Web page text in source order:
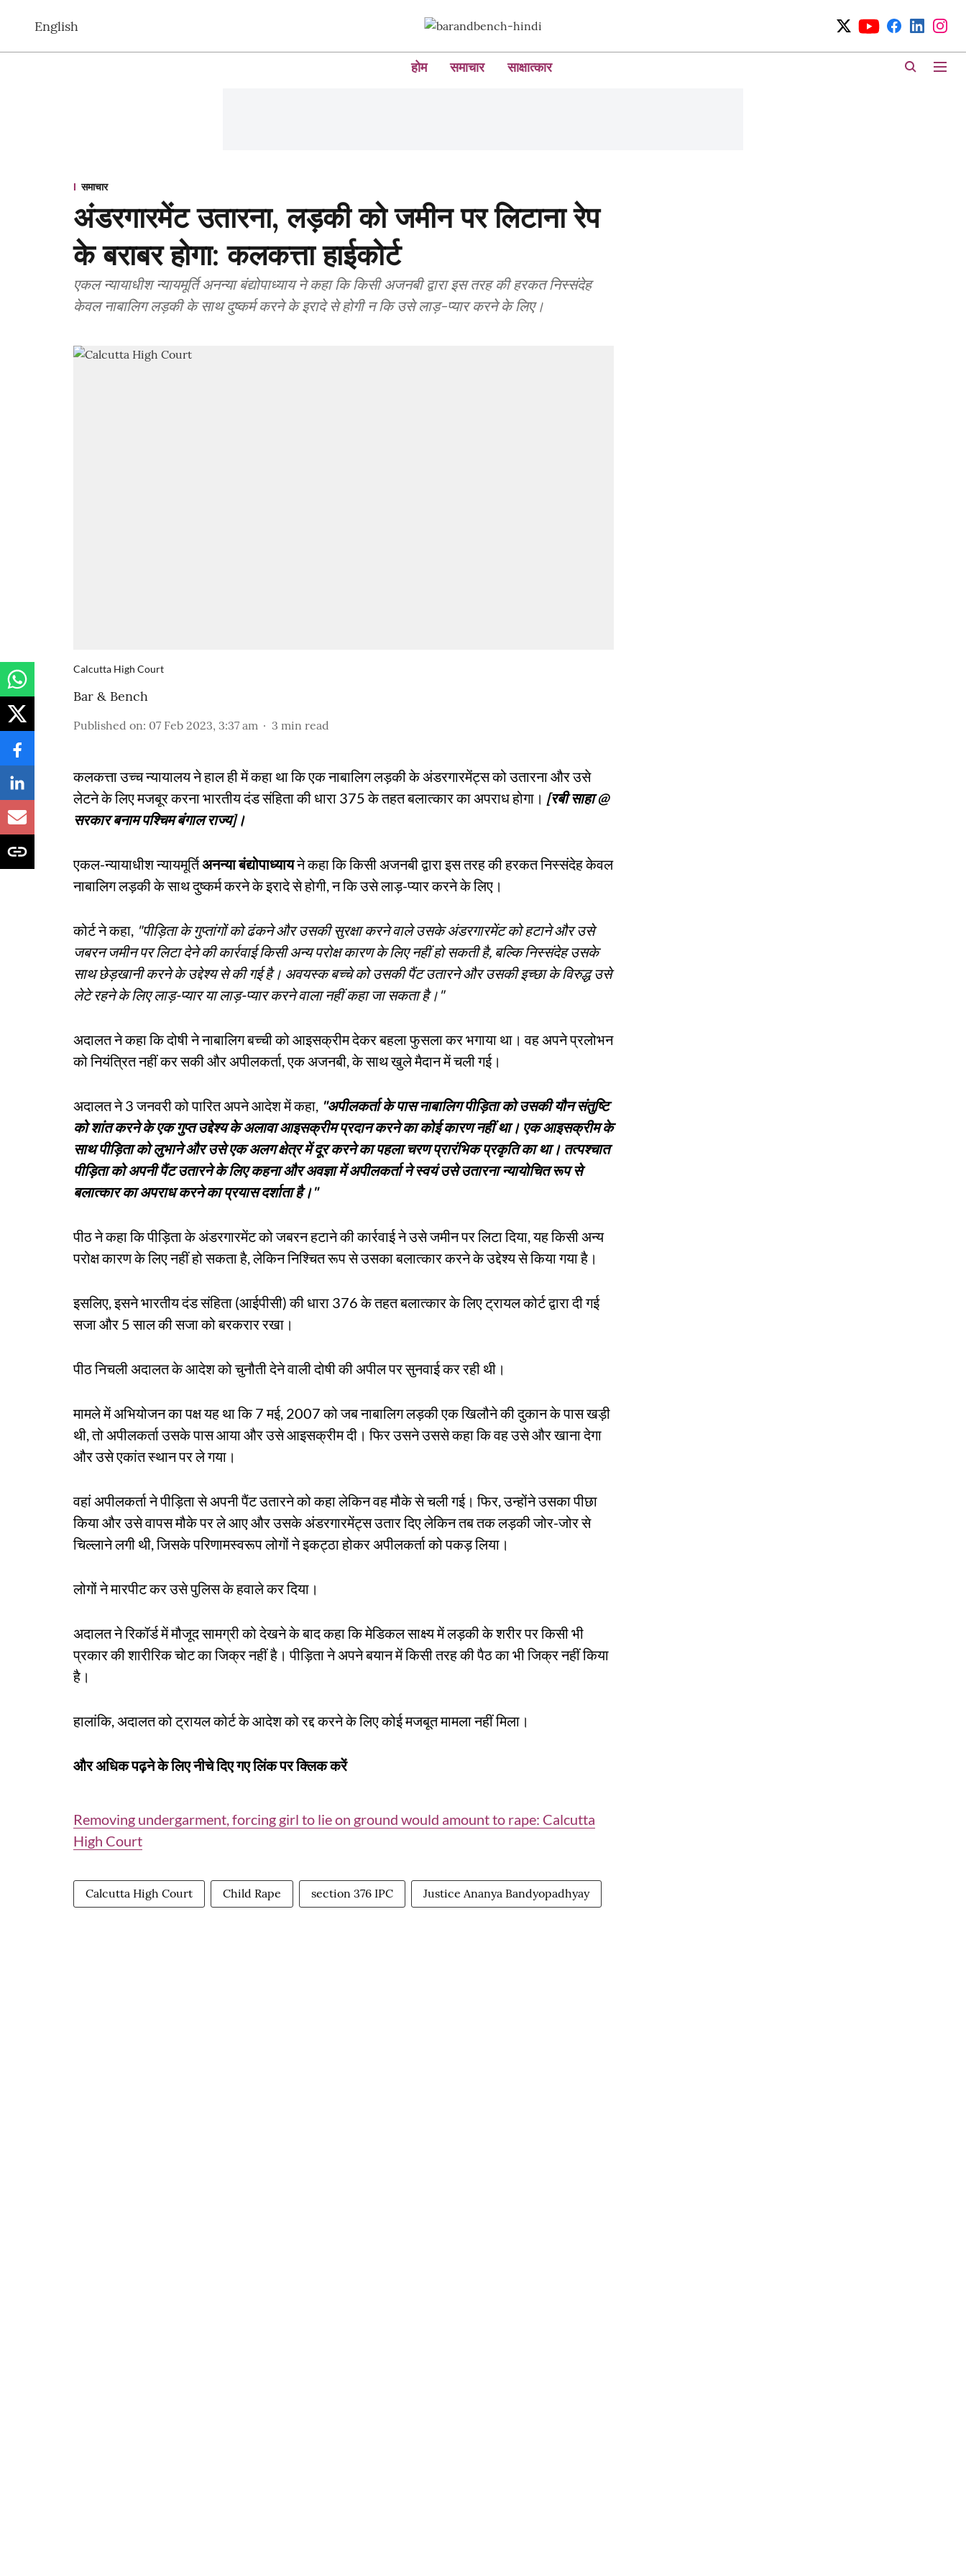
English
होम समाचार साक्षात्कार
समाचार
अंडरगारमेंट उतारना, लड़की को जमीन पर लिटाना रेप
के बराबर होगा: कलकत्ता हाईकोर्ट
एकल न्यायाधीश न्यायमूर्ति अनन्या बंद्योपाध्याय ने कहा कि किसी अजनबी द्वारा इस तरह की हरकत निस्संदेह
केवल नाबालिग लड़की के साथ दुष्कर्म करने के इरादे से होगी न कि उसे लाड़-प्यार करने के लिए।
Calcutta High Court
Bar & Bench
Published on: 07 Feb 2023, 3:37 am 3 min read
कलकत्ता उच्च न्यायालय ने हाल ही में कहा था कि एक नाबालिग लड़की के अंडरगारमेंट्स को उतारना और उसे
लेटने के लिए मजबूर करना भारतीय दंड संहिता की धारा 375 के तहत बलात्कार का अपराध होगा। [रबी साहा @
सरकार बनाम पश्चिम बंगाल राज्य]।
एकल-न्यायाधीश न्यायमूर्तिअनन्या बंद्योपाध्यायने कहा कि किसी अजनबी द्वारा इस तरह की हरकत निस्संदेह केवल
नाबालिग लड़की के साथ दुष्कर्म करने के इरादे से होगी, न कि उसे लाड़-प्यार करने के लिए।
कोर्ट ने कहा, "पीड़िता के गुप्तांगों को ढंकने और उसकी सुरक्षा करने वाले उसके अंडरगारमेंट को हटाने और उसे
जबरन जमीन पर लिटा देने की कार्रवाई किसी अन्य परोक्ष कारण के लिए नहीं हो सकती है, बल्कि निस्संदेह उसके
साथ छेड़खानी करने के उद्देश्य से की गई है। अवयस्क बच्चे को उसकी पैंट उतारने और उसकी इच्छा के विरुद्ध उसे
लेटे रहने के लिए लाड़-प्यार या लाड़-प्यार करने वाला नहीं कहा जा सकता है।"
अदालत ने कहा कि दोषी ने नाबालिग बच्ची को आइसक्रीम देकर बहला फुसला कर भगाया था। वह अपने प्रलोभन
को नियंत्रित नहीं कर सकी और अपीलकर्ता, एक अजनबी, के साथ खुले मैदान में चली गई।
अदालत ने 3 जनवरी को पारित अपने आदेश में कहा, "अपीलकर्ता के पास नाबालिग पीड़िता को उसकी यौन संतुष्टि
को शांत करने के एक गुप्त उद्देश्य के अलावा आइसक्रीम प्रदान करने का कोई कारण नहीं था। एक आइसक्रीम के
साथ पीड़िता को लुभाने और उसे एक अलग क्षेत्र में दूर करने का पहला चरण प्रारंभिक प्रकृति का था। तत्पश्चात
पीड़िता को अपनी पैंट उतारने के लिए कहना और अवज्ञा में अपीलकर्ता ने स्वयं उसे उतारना न्यायोचित रूप से
बलात्कार का अपराध करने का प्रयास दर्शाता है।"
पीठ ने कहा कि पीड़िता के अंडरगारमेंट को जबरन हटाने की कार्रवाई ने उसे जमीन पर लिटा दिया, यह किसी अन्य
परोक्ष कारण के लिए नहीं हो सकता है, लेकिन निश्चित रूप से उसका बलात्कार करने के उद्देश्य से किया गया है।
इसलिए, इसने भारतीय दंड संहिता (आईपीसी) की धारा 376 के तहत बलात्कार के लिए ट्रायल कोर्ट द्वारा दी गई
सजा और 5 साल की सजा को बरकरार रखा।
पीठ निचली अदालत के आदेश को चुनौती देने वाली दोषी की अपील पर सुनवाई कर रही थी।
मामले में अभियोजन का पक्ष यह था कि 7 मई, 2007 को जब नाबालिग लड़की एक खिलौने की दुकान के पास खड़ी
थी, तो अपीलकर्ता उसके पास आया और उसे आइसक्रीम दी। फिर उसने उससे कहा कि वह उसे और खाना देगा
और उसे एकांत स्थान पर ले गया।
वहां अपीलकर्ता ने पीड़िता से अपनी पैंट उतारने को कहा लेकिन वह मौके से चली गई। फिर, उन्होंने उसका पीछा
किया और उसे वापस मौके पर ले आए और उसके अंडरगारमेंट्स उतार दिए लेकिन तब तक लड़की जोर-जोर से
चिल्लाने लगी थी, जिसके परिणामस्वरूप लोगों ने इकट्ठा होकर अपीलकर्ता को पकड़ लिया।
लोगों ने मारपीट कर उसे पुलिस के हवाले कर दिया।
अदालत ने रिकॉर्ड में मौजूद सामग्री को देखने के बाद कहा कि मेडिकल साक्ष्य में लड़की के शरीर पर किसी भी
प्रकार की शारीरिक चोट का जिक्र नहीं है। पीड़िता ने अपने बयान में किसी तरह की पैठ का भी जिक्र नहीं किया
है।
हालांकि, अदालत को ट्रायल कोर्ट के आदेश को रद्द करने के लिए कोई मजबूत मामला नहीं मिला।
और अधिक पढ़ने के लिए नीचे दिए गए लिंक पर क्लिक करें
Removing undergarment, forcing girl to lie on ground would amount to rape: Calcutta
High Court
Calcutta High Court Child Rape section 376 IPC Justice Ananya Bandyopadhyay